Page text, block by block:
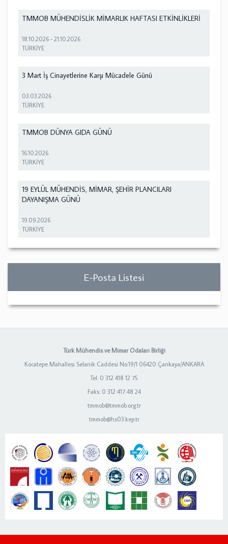
TMMOB MÜHENDİSLİK MİMARLIK HAFTASI ETKİNLİKLERİ
18.10.2026 -21.10.2026
TÜRKİYE
3 Mart İş Cinayetlerine Karşı Mücadele Günü
03.03.2026
TÜRKİYE
TMMOB DÜNYA GIDA GÜNÜ
16.10.2026
TÜRKİYE
19 EYLÜL MÜHENDİS, MİMAR, ŞEHİR PLANCILARI
DAYANIŞMA GÜNÜ
19.09.2026
TÜRKİYE
E-Posta Listesi
Türk Mühendis ve Mimar Odaları Birliği
Kocatepe Mahallesi Selanik Caddesi No:19/1 06420 Çankaya/ANKARA
Tel: 0 312 418 12 75
Faks: 0 312 417 48 24
tmmob@tmmob.org.tr
tmmob@hs03.kep.tr